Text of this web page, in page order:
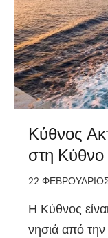
Κύθνος
στη Κύθνο
22
Η Κύθνος
νησιά από